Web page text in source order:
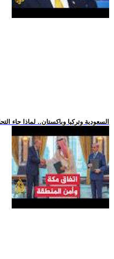
.. السعودية وتركيا وباكستان.. لماذا جاء